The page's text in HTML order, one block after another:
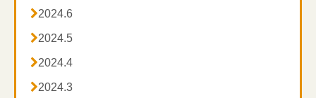
2024.6
2024.5
2024.4
2024.3